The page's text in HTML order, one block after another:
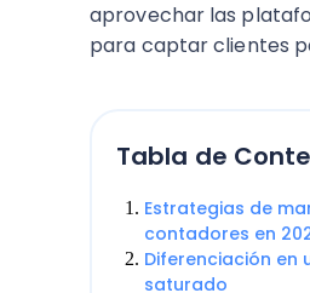
aprovechar las
para captar clientes
Tabla de
Estrategias de
contadores en
Diferenciación en
saturado